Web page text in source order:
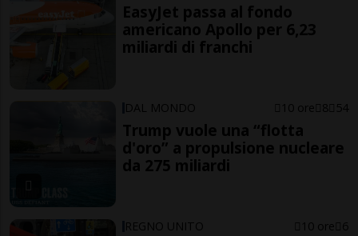
EasyJet passa al fondo
americano Apollo per 6,23
miliardi di franchi
DAL MONDO 10 ore 8 54
Trump vuole una “flotta
d'oro” a propulsione nucleare
da 275 miliardi
REGNO UNITO 10 ore 6